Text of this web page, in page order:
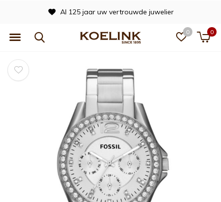
0 0
Al 125 jaar uw vertrouwde juwelier